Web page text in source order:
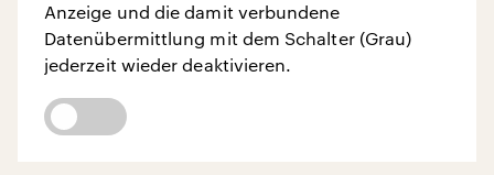
Anzeige und die damit verbundene
Datenübermittlung mit dem Schalter (Grau)
jederzeit wieder deaktivieren.